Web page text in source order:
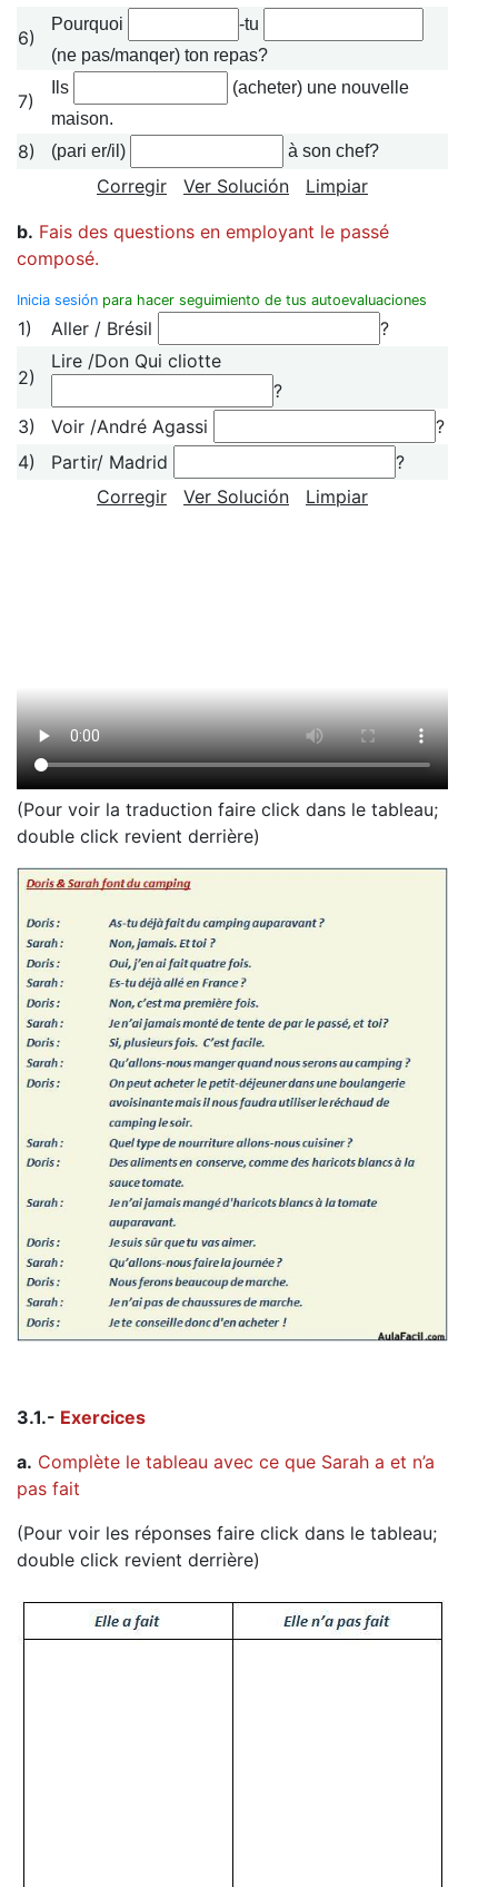
6)
Pourquoi
-tu
(ne pas/manqer) ton repas?
7)
Ils
(acheter) une nouvelle
maison.
8) (pari er/il) à son chef?
Corregir Ver Solución Limpiar
b. Fais des questions en employant le passé
composé.
Inicia sesión para hacer seguimiento de tus autoevaluaciones
1) Aller / Brésil ?
2)
Lire /Don Qui cliotte
?
3)
Voir /André Agassi
?
4)
Partir/ Madrid
?
Corregir
Ver Solución Limpiar
(Pour voir la traduction faire click dans le tableau;
double click revient derrière)
3.1.- Exercices
a. Complète le tableau avec ce que Sarah a et n’a
pas fait
(Pour voir les réponses faire click dans le tableau;
double click revient derrière)